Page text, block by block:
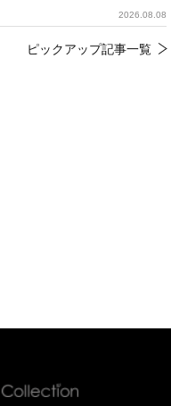
2026.08.08
ピックアップ記事一覧